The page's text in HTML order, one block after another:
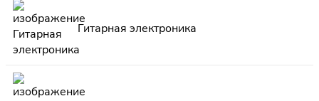
Гитарная электроника